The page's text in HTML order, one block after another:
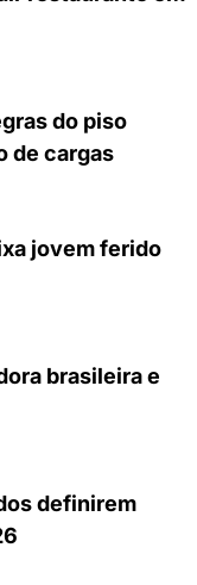
do piso
de cargas
jovem ferido
brasileira e
definirem